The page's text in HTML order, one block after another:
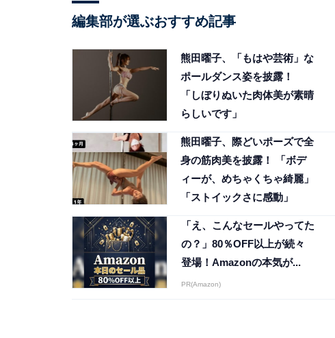
編集部が選ぶおすすめ記事
熊田曜子、「もはや芸術」な
ポールダンス姿を披露！
「しぼりぬいた肉体美が素晴
らしいです」
熊田曜子、際どいポーズで全
身の筋肉美を披露！ 「ボデ
ィーが、めちゃくちゃ綺麗」
「ストイックさに感動」
「え、こんなセールやってた
の？」80％OFF以上が続々
登場！Amazonの本気が...
PR(Amazon)